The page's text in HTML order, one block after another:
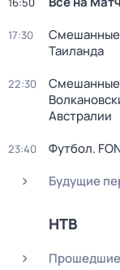
17:30
Смешанные
Таиланда
22:30
Смешанные
Австралии
23:40
Футбол.
Будущие
НТВ